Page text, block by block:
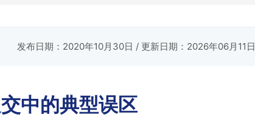
发布日期：2020年10月30日 / 更新日期：2026年06月11日
中的典型误区